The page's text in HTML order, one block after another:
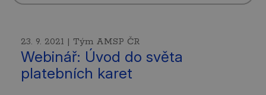
23. 9. 2021 | Tým AMSP ČR
Webinář: Úvod do světa
platebních karet